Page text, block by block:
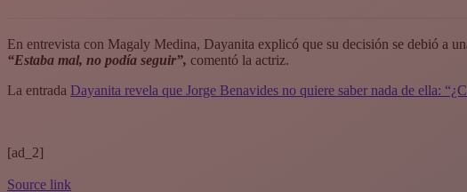
En entrevista con Magaly Medina, Dayanita explicó que su decisión se debió a
“Estaba mal, no podía seguir”, comentó la actriz.
La entrada Dayanita revela que Jorge Benavides no quiere saber nada de ella:
[ad_2]
Source link